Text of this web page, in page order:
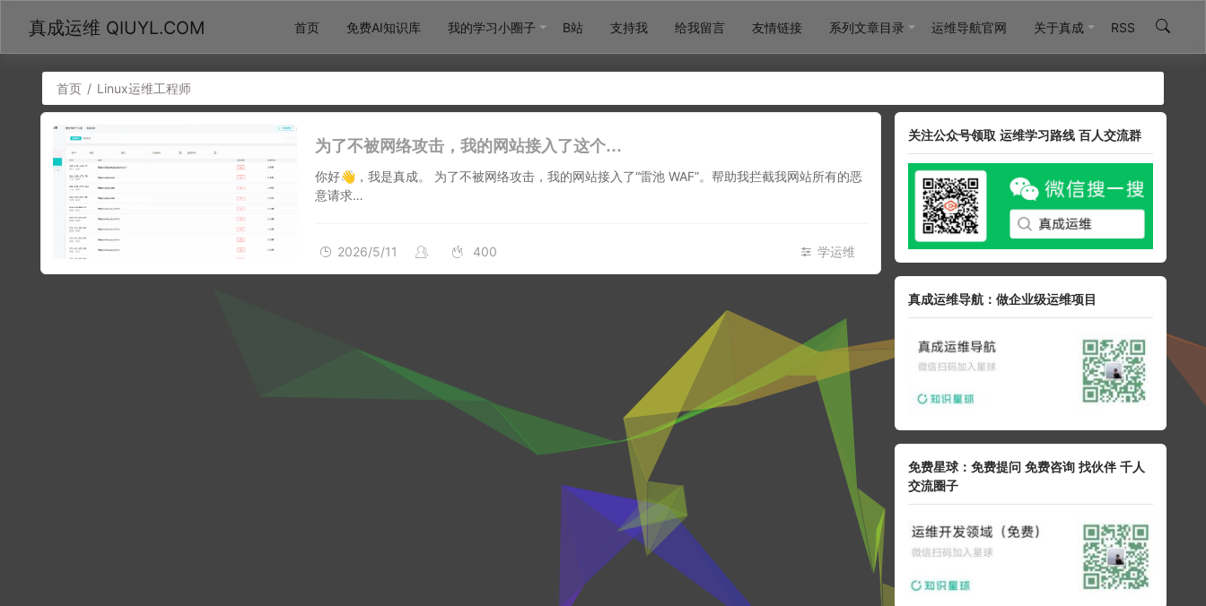
真成运维 QIUYL.COM 首页 免费AI知识库 我的学习小圈子 B站 支持我 给我留言 友情链接 系列文章目录 运维导航官网 关于真成 RSS
首页 / Linux运维工程师
为了不被网络攻击，我的网站接入了这个…
你好👋，我是真成。 为了不被网络攻击，我的网站接入了“雷池 WAF”。帮助我拦截我网站所有的恶
意请求…
学运维
2026/5/11 400
关注公众号领取 运维学习路线 百人交流群
真成运维导航：做企业级运维项目
免费星球：免费提问 免费咨询 找伙伴 千人
交流圈子